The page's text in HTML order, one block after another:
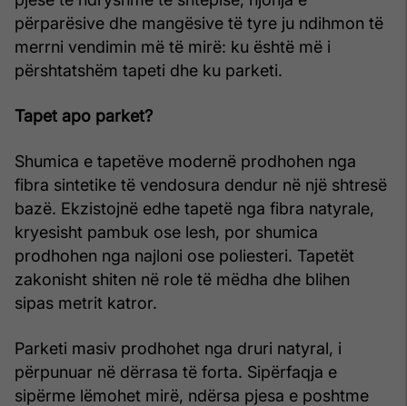
përparësive dhe mangësive të tyre ju ndihmon të
merrni vendimin më të mirë: ku është më i
përshtatshëm tapeti dhe ku parketi.
Tapet apo parket?
Shumica e tapetëve modernë prodhohen nga
fibra sintetike të vendosura dendur në një shtresë
bazë. Ekzistojnë edhe tapetë nga fibra natyrale,
kryesisht pambuk ose lesh, por shumica
prodhohen nga najloni ose poliesteri. Tapetët
zakonisht shiten në role të mëdha dhe blihen
sipas metrit katror.
Parketi masiv prodhohet nga druri natyral, i
përpunuar në dërrasa të forta. Sipërfaqja e
sipërme lëmohet mirë, ndërsa pjesa e poshtme